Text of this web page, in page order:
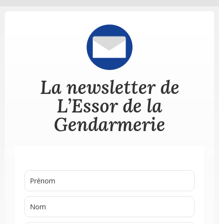
La newsletter de
L’Essor de la
Gendarmerie